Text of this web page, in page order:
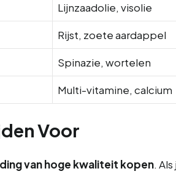
Lijnzaadolie, visolie
Rijst, zoete aardappel
Spinazie, wortelen
Multi-vitamine, calcium
Voor
van hoge kwaliteit kopen.